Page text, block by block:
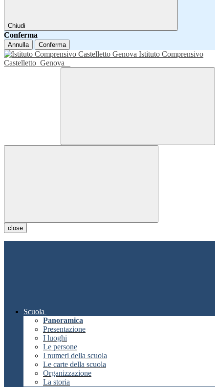
Chiudi
Conferma
Annulla Conferma
Istituto Comprensivo
Castelletto Genova
close
Scuola
Panoramica
Presentazione
I luoghi
Le persone
I numeri della scuola
Le carte della scuola
Organizzazione
La storia